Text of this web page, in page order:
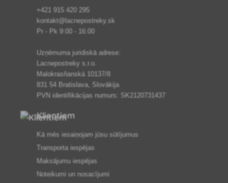
+421 915 420 295
kontakt@lacnepostreky.sk
Pr - Pk 9:00 - 16:00
Uzņēmuma juridiskā adrese:
Lacnepostreky s.r.o.
Malokrasňanská 10137/8
831 54 Bratislava, Slovākija
PVN identifikācijas numurs: SK2120731437
Klientiem
Kā mēs iesaiņojam jūsu sūtījumus
Transporta iespējas
Maksājumu iespējas
Noteikumi un nosacījumi